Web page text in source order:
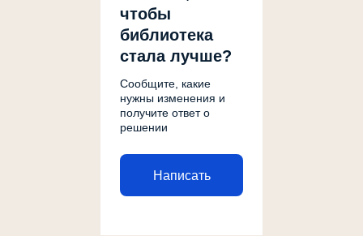
чтобы
библиотека
стала лучше?
Сообщите, какие
нужны изменения и
получите ответ о
решении
Написать